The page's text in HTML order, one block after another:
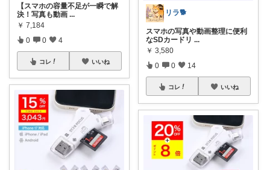
【スマホの容量不足が一瞬で解
決！写真も動画 ...
￥ 7,184
0 0 4
コレ いいね
リラ🐕
スマホの写真や動画整理に便利
なSDカードリ ...
￥ 3,580
0 0 14
コレ いいね